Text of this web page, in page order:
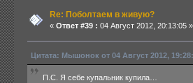
Re: Поболтаем в живую?
« Ответ #39 : 04 Август 2012, 20:13:05 »
Цитата: Мышонок от 04 Август 2012,
П.С. Я себе купальник купила…